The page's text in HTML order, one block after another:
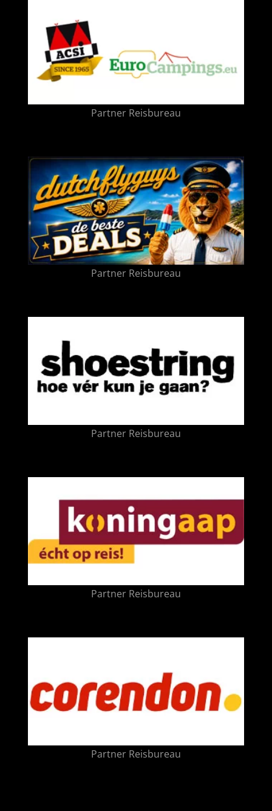
Partner Reisbureau
Partner Reisbureau
Partner Reisbureau
Partner Reisbureau
Partner Reisbureau